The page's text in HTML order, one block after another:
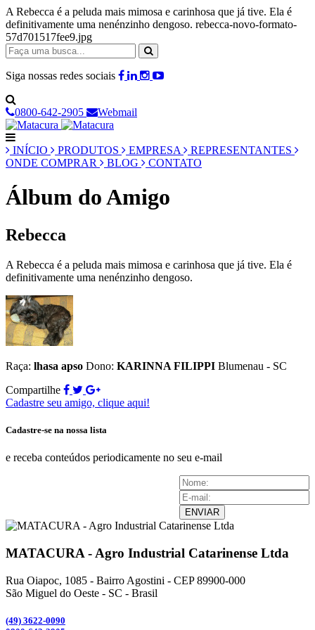
A Rebecca é a peluda mais mimosa e carinhosa que já tive. Ela é
definitivamente uma nenénzinho dengoso. rebecca-novo-formato-
57d701517fee9.jpg
Siga nossas redes sociais
0800-642-2905 Webmail
INÍCIO PRODUTOS EMPRESA
REPRESENTANTES
ONDE COMPRAR
BLOG CONTATO
Álbum do Amigo
Rebecca
A Rebecca é a peluda mais mimosa e carinhosa que já tive. Ela é
definitivamente uma nenénzinho dengoso.
Raça: lhasa apso Dono: KARINNA FILIPPI Blumenau - SC
Compartilhe
Cadastre seu amigo, clique aqui!
Cadastre-se na nossa lista
e receba conteúdos periodicamente no seu e-mail
ENVIAR
MATACURA - Agro Industrial Catarinense Ltda
Rua Oiapoc, 1085 - Bairro Agostini - CEP 89900-000
São Miguel do Oeste - SC - Brasil
(49) 3622-0090